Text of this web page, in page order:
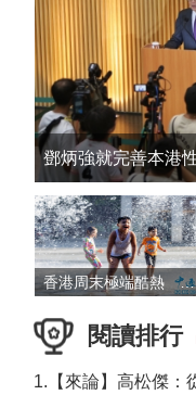
香港周末極端酷熱 新界部分地區高見36度
閱讀排行